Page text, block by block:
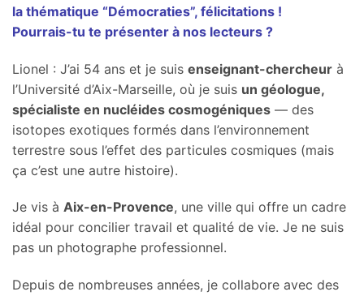
la thématique “Démocraties”, félicitations !
Pourrais-tu te présenter à nos lecteurs ?
Lionel : J’ai 54 ans et je suis enseignant-chercheur à
l’Université d’Aix-Marseille, où je suis un géologue,
spécialiste en nucléides cosmogéniques — des
isotopes exotiques formés dans l’environnement
terrestre sous l’effet des particules cosmiques (mais
ça c’est une autre histoire).
Je vis à Aix-en-Provence, une ville qui offre un cadre
idéal pour concilier travail et qualité de vie. Je ne suis
pas un photographe professionnel.
Depuis de nombreuses années, je collabore avec des